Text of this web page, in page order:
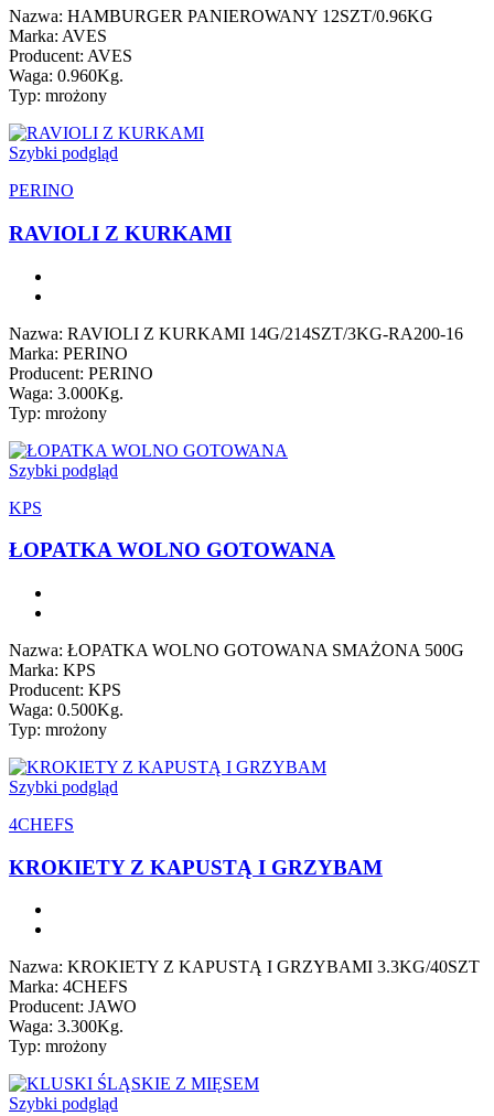
Nazwa: HAMBURGER PANIEROWANY 12SZT/0.96KG
Marka: AVES
Producent: AVES
Waga: 0.960Kg.
Typ: mrożony
Szybki podgląd
PERINO
RAVIOLI Z KURKAMI
Nazwa: RAVIOLI Z KURKAMI 14G/214SZT/3KG-RA200-16
Marka: PERINO
Producent: PERINO
Waga: 3.000Kg.
Typ: mrożony
Szybki podgląd
KPS
ŁOPATKA WOLNO GOTOWANA
Nazwa: ŁOPATKA WOLNO GOTOWANA SMAŻONA 500G
Marka: KPS
Producent: KPS
Waga: 0.500Kg.
Typ: mrożony
Szybki podgląd
4CHEFS
KROKIETY Z KAPUSTĄ I GRZYBAM
Nazwa: KROKIETY Z KAPUSTĄ I GRZYBAMI 3.3KG/40SZT
Marka: 4CHEFS
Producent: JAWO
Waga: 3.300Kg.
Typ: mrożony
Szybki podgląd